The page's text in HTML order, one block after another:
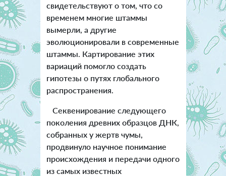
свидетельствуют о том, что со
временем многие штаммы
вымерли, а другие
эволюционировали в современные
штаммы. Картирование этих
вариаций помогло создать
гипотезы о путях глобального
распространения.
Секвенирование следующего
поколения древних образцов ДНК,
собранных у жертв чумы,
продвинуло научное понимание
происхождения и передачи одного
из самых известных